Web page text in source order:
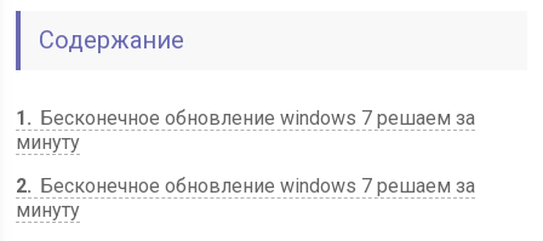
Содержание
1
Бесконечное обновление windows 7 решаем за
минуту
2
Бесконечное обновление windows 7 решаем за
минуту